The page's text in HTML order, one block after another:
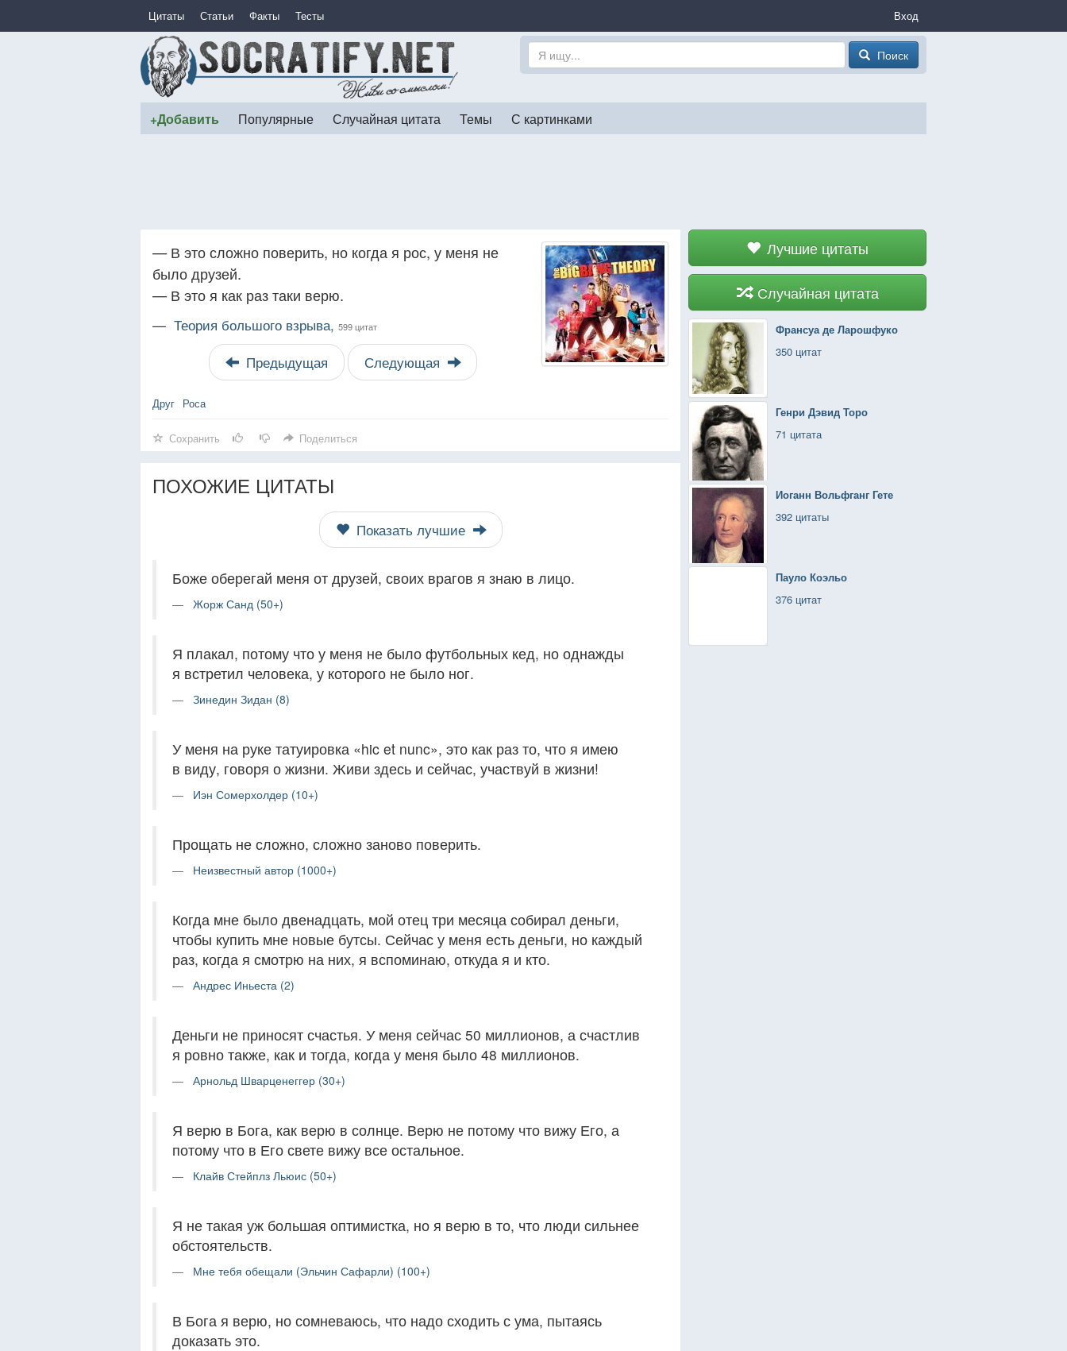
Цитаты Статьи Факты Тесты Вход
Поиск
+Добавить Популярные Случайная цитата Темы С картинками
Лучшие цитаты
Случайная цитата
Франсуа де Ларошфуко
350 цитат
Генри Дэвид Торо
71 цитата
Иоганн Вольфганг Гете
392 цитаты
Пауло Коэльо
376 цитат
— В это сложно поверить, но когда я рос, у меня не
было друзей.
— В это я как раз таки верю.
— Теория большого взрыва, 599 цитат
Предыдущая Следующая
Друг Роса
Сохранить Поделиться
ПОХОЖИЕ ЦИТАТЫ
Показать лучшие
Боже оберегай меня от друзей, своих врагов я знаю в лицо.
Жорж Санд (50+)
Я плакал, потому что у меня не было футбольных кед, но однажды
я встретил человека, у которого не было ног.
Зинедин Зидан (8)
У меня на руке татуировка «hic et nunc», это как раз то, что я имею
в виду, говоря о жизни. Живи здесь и сейчас, участвуй в жизни!
Иэн Сомерхолдер (10+)
Прощать не сложно, сложно заново поверить.
Неизвестный автор (1000+)
Когда мне было двенадцать, мой отец три месяца собирал деньги,
чтобы купить мне новые бутсы. Сейчас у меня есть деньги, но каждый
раз, когда я смотрю на них, я вспоминаю, откуда я и кто.
Андрес Иньеста (2)
Деньги не приносят счастья. У меня сейчас 50 миллионов, а счастлив
я ровно также, как и тогда, когда у меня было 48 миллионов.
Арнольд Шварценеггер (30+)
Я верю в Бога, как верю в солнце. Верю не потому что вижу Его, а
потому что в Его свете вижу все остальное.
Клайв Стейплз Льюис (50+)
Я не такая уж большая оптимистка, но я верю в то, что люди сильнее
обстоятельств.
Мне тебя обещали (Эльчин Сафарли) (100+)
В Бога я верю, но сомневаюсь, что надо сходить с ума, пытаясь
доказать это.